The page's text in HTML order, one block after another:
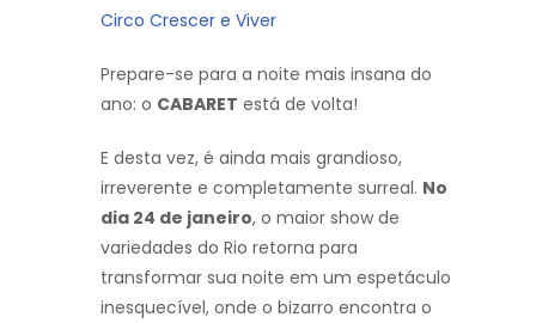
Circo Crescer e Viver
Prepare-se para a noite mais insana do
ano: o CABARET está de volta!
E desta vez, é ainda mais grandioso,
irreverente e completamente surreal. No
dia 24 de janeiro, o maior show de
variedades do Rio retorna para
transformar sua noite em um espetáculo
inesquecível, onde o bizarro encontra o